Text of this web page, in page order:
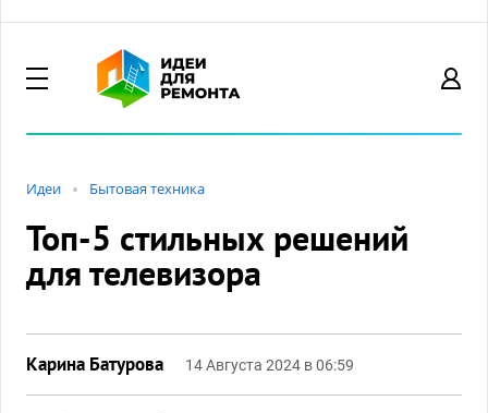
Идеи Бытовая техника
Топ-5 стильных решений
для телевизора
Карина Батурова 14 Августа 2024 в 06:59